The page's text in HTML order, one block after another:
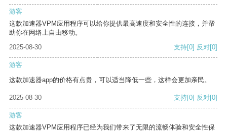
游客
这款加速器VPM应用程序可以给你提供最高速度和安全性的连接，并帮
助你在网络上自由移动。
2025-08-30
支持[0] 反对[0]
游客
这款加速器app的价格有点贵，可以适当降低一些，这样会更加亲民。
2025-08-30 支持[0] 反对[0]
游客
这款加速器VPM应用程序已经为我们带来了无限的流畅体验和安全性保